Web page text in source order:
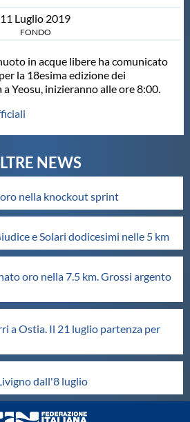
11 Luglio 2019
FONDO
in acque libere ha comunicato
la 18esima edizione dei
Yeosu, inizieranno alle ore 8:00.
nella knockout sprint
e Solari dodicesimi nelle 5 km
oro nella 7.5 km. Grossi argento
a Ostia. Il 21 luglio partenza per
dall'8 luglio